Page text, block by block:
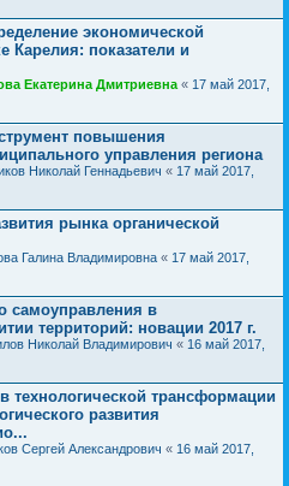
экономической
Карелия: показатели и
Екатерина Дмитриевна « 17 май 2017,
повышения
управления региона
Николай Геннадьевич « 17 май 2017,
рынка органической
Галина Владимировна « 17 май 2017,
самоуправления в
территорий: новации 2017 г.
Николай Владимирович « 16 май 2017,
технологической трансформации
развития
Сергей Александрович « 16 май 2017,